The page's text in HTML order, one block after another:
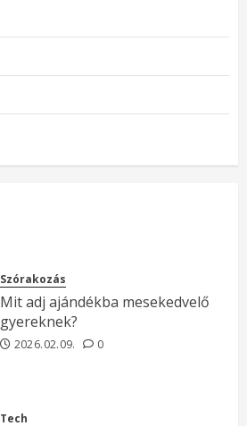
Szórakozás
Mit adj ajándékba mesekedvelő
gyereknek?
2026.02.09. 0
Tech